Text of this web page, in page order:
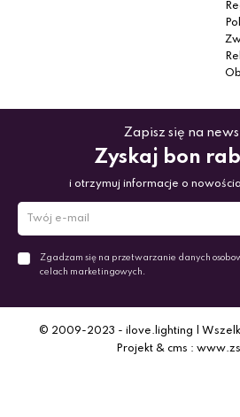
Zapisz się na
Zyskaj bon
i otrzymuj informacje o
Zgadzam się na przetwarzanie danych
celach marketingowych.
© 2009-2023 - ilove.lighting |
Projekt & cms :